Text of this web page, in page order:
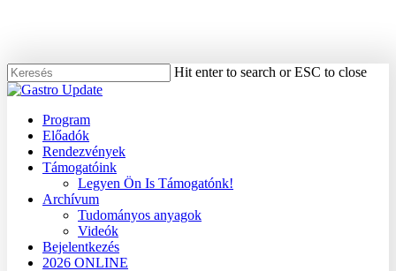
content
Hit enter to search or ESC to close
Close
Menu
Program
Előadók
Rendezvények
Támogatóink
Legyen Ön Is Támogatónk!
Archívum
Tudományos anyagok
Videók
Bejelentkezés
2026 ONLINE